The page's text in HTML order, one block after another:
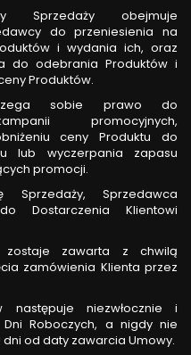
Sprzedaży obejmuje
do przeniesienia na
i wydania ich, oraz
do odebrania Produktów i
Produktów.
sobie prawo do
promocyjnych,
ceny Produktu do
lub wyczerpania zapasu
promocji.
Sprzedaży, Sprzedawca
Dostarczenia Klientowi
zostaje zawarta z chwilą
zamówienia Klienta przez
następuje niezwłocznie i
Roboczych, a nigdy nie
dni od daty zawarcia Umowy.